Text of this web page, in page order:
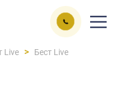
Live > Бест Live